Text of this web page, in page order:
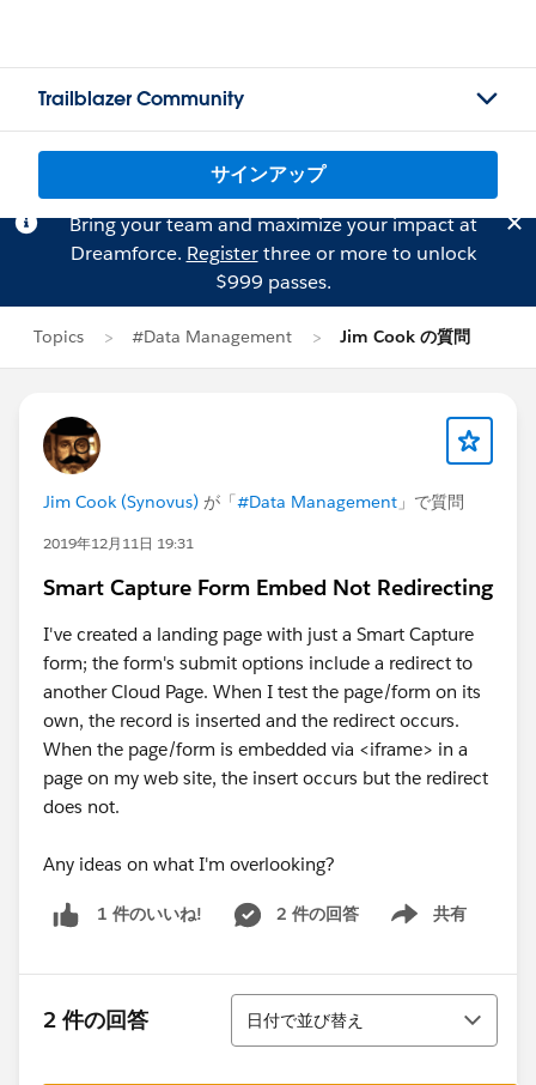
Trailblazer Community
サインアップ
Bring your team and maximize your impact at
Dreamforce. Registerthree or more to unlock
$999 passes.
Topics #Data Management Jim Cook の質問
Jim Cook (Synovus) が「#Data Management 」で質問
2019年12月11日 19:31
Smart Capture Form Embed Not Redirecting
I've created a landing page with just a Smart Capture
form; the form's submit options include a redirect to
another Cloud Page. When I test the page/form on its
own, the record is inserted and the redirect occurs.
When the page/form is embedded via <iframe> in a
page on my web site, the insert occurs but the redirect
does not.
Any ideas on what I'm overlooking?
1 件のいいね! 2 件の回答 共有
Show menu
2 件の回答
並び替え
日付で並び替え